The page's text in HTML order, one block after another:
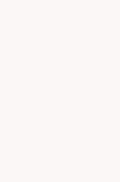
dương tốt
dạng từ bó nhỏ
700k, giao
tốt, hợp cả
rỡ đẹp trong
viết này giúp
ngân sách
là loài hoa